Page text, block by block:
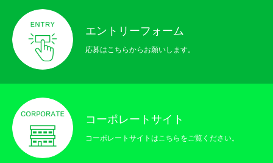
エントリーフォーム
応募はこちらからお願いします。
コーポレートサイト
コーポレートサイトはこちらをご覧ください。